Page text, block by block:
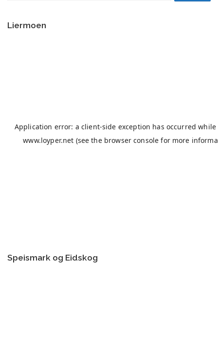
Liermoen
Speismark og Eidskog